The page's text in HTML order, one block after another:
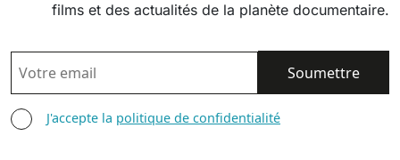
films et des actualités de la planète documentaire.
EMAIL
AGREE TERMS
J'accepte la politique de confidentialité